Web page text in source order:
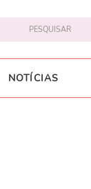
NOTÍCIAS